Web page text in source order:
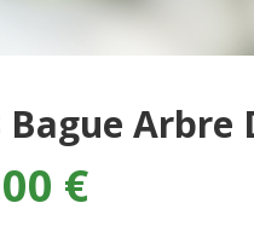
Bague Arbre
€